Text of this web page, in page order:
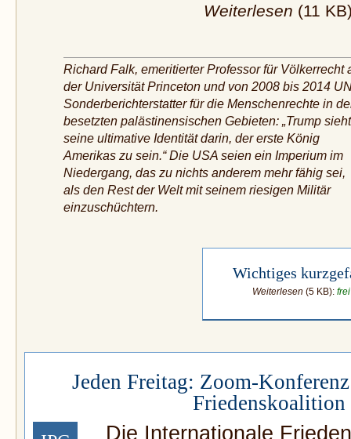
Weiterlesen (11
Richard Falk, emeritierter Professor für Völkerrecht
der Universität Princeton und von 2008 bis 2014
Sonderberichterstatter für die Menschenrechte in
besetzten palästinensischen Gebieten: „Trump sieht
seine ultimative Identität darin, der erste König
Amerikas zu sein.“ Die USA seien ein Imperium im
Niedergang, das zu nichts anderem mehr fähig sei,
als den Rest der Welt mit seinem riesigen Militär
einzuschüchtern.
Wichtiges
Weiterlesen (5 KB): frei
Jeden Freitag: Zoom-
Friedenskoalition
Die Internationale